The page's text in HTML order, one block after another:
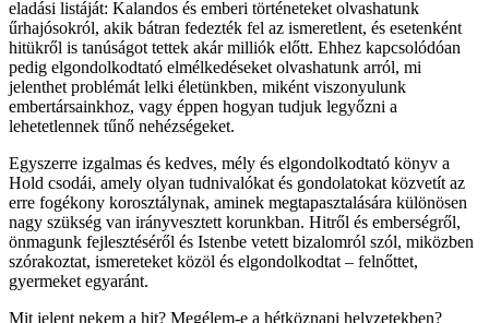
eladási listáját: Kalandos és emberi történeteket olvashatunk
űrhajósokról, akik bátran fedezték fel az ismeretlent, és esetenként
hitükről is tanúságot tettek akár milliók előtt. Ehhez kapcsolódóan
pedig elgondolkodtató elmélkedéseket olvashatunk arról, mi
jelenthet problémát lelki életünkben, miként viszonyulunk
embertársainkhoz, vagy éppen hogyan tudjuk legyőzni a
lehetetlennek tűnő nehézségeket.
Egyszerre izgalmas és kedves, mély és elgondolkodtató könyv a
Hold csodái, amely olyan tudnivalókat és gondolatokat közvetít az
erre fogékony korosztálynak, aminek megtapasztalására különösen
nagy szükség van irányvesztett korunkban. Hitről és emberségről,
önmagunk fejlesztéséről és Istenbe vetett bizalomról szól, miközben
szórakoztat, ismereteket közöl és elgondolkodtat – felnőttet,
gyermeket egyaránt.
Mit jelent nekem a hit? Megélem-e a hétköznapi helyzetekben?